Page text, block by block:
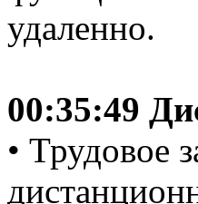
удаленно.
00:35:49
• Трудовое